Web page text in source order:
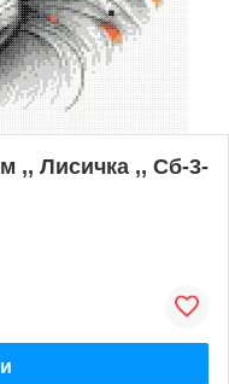
,, Лисичка ,, Сб-3-